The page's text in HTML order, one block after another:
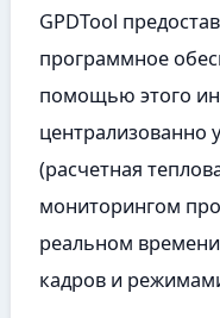
GPDTool
программное
помощью этого
централизованно
(расчетная
мониторингом
реальном
кадров и